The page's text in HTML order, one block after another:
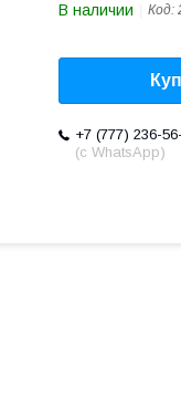
В наличии Код:
+7 (777) 236-
(с WhatsApp)